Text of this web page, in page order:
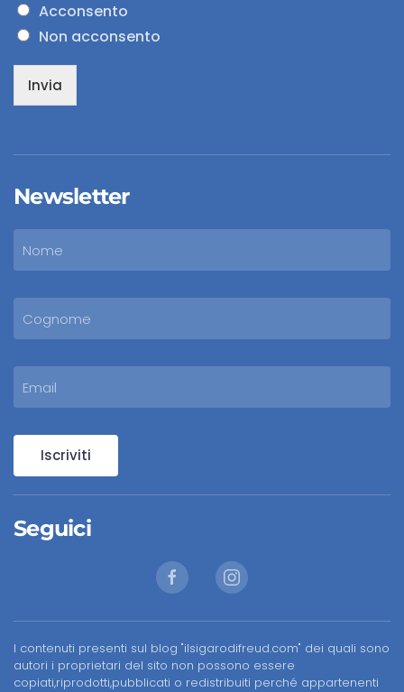
Acconsento
Non acconsento
Invia
Newsletter
Iscriviti
Seguici
I contenuti presenti sul blog "ilsigarodifreud.com" dei quali sono
autori i proprietari del sito non possono essere
copiati,riprodotti,pubblicati o redistribuiti perché appartenenti